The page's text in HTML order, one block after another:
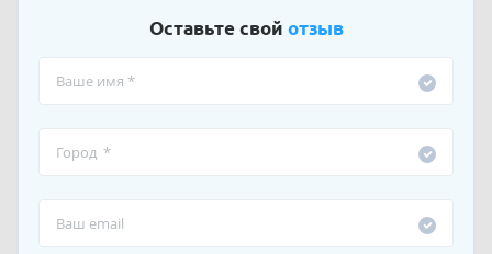
Оставьте свой отзыв